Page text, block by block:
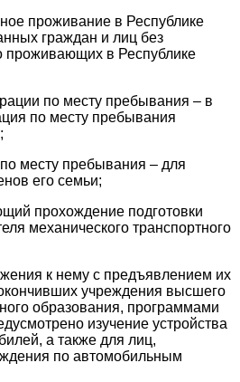
проживание в Республике
граждан и лиц без
проживающих в Республике
по месту пребывания – в
по месту пребывания
месту пребывания – для
его семьи;
прохождение подготовки
механического транспортного
к нему с предъявлением их
учреждения высшего
образования, программами
изучение устройства
а также для лиц,
по автомобильным